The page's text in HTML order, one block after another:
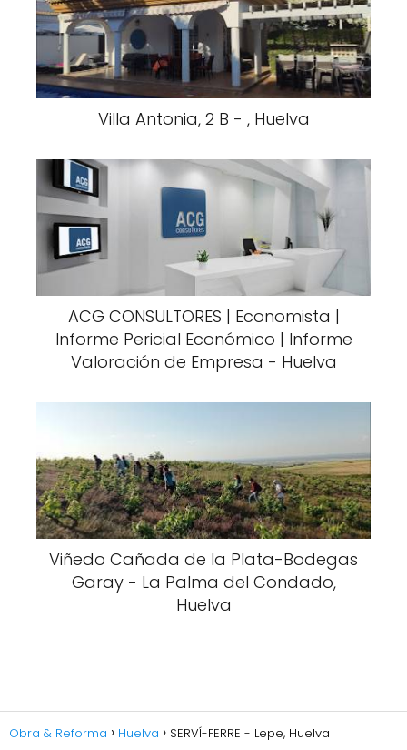
Villa Antonia, 2 B - , Huelva
ACG CONSULTORES | Economista |
Informe Pericial Económico | Informe
Valoración de Empresa - Huelva
Viñedo Cañada de la Plata-Bodegas
Garay - La Palma del Condado,
Huelva
Obra & Reforma Huelva SERVÍ-FERRE - Lepe, Huelva